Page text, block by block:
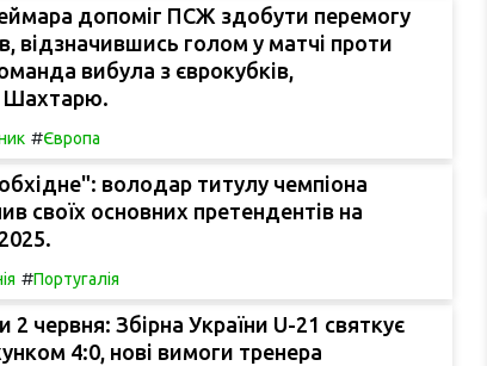
допоміг ПСЖ здобути перемогу
відзначившись голом у матчі проти
вибула з єврокубків,
Шахтарю.
#Європа
володар титулу чемпіона
своїх основних претендентів на
#Португалія
2 червня: Збірна України U-21 святкує
4:0, нові вимоги тренера